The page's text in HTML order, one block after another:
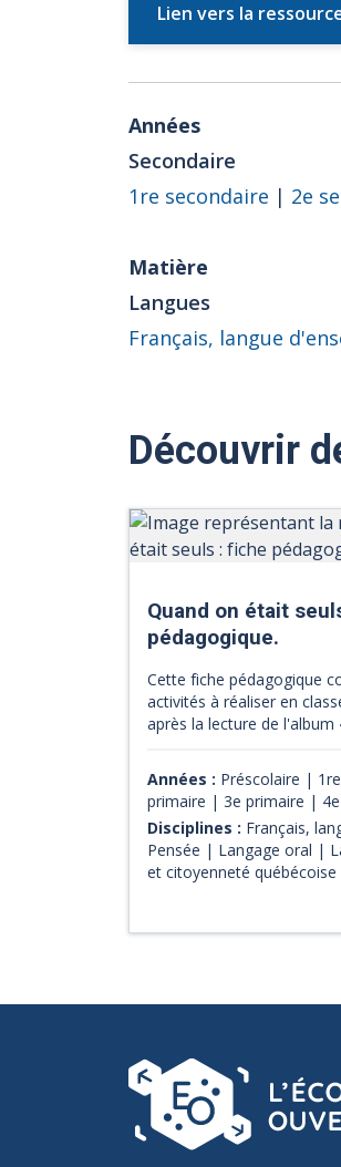
Lien vers la
Années
Secondaire
1re secondaire | 2e
Matière
Langues
Français, langue
Découvrir
Quand on était
pédagogique.
Cette fiche pédagogique
activités à réaliser en
après la lecture de l'album
Années : Préscolaire |
primaire | 3e primaire |
Disciplines : Français,
Pensée | Langage oral |
et citoyenneté québécoise